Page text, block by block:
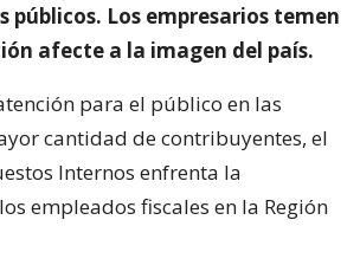
públicos. Los empresarios temen
afecte a la imagen del país.
para el público en las
cantidad de contribuyentes, el
Internos enfrenta la
empleados fiscales en la Región